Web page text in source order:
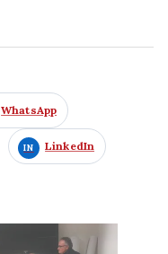
WhatsApp
LinkedIn